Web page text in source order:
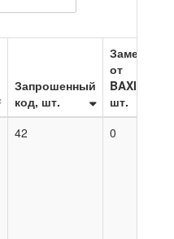
Запрошенный
код, шт.
Замена
от
BAXI,
шт.
42 0